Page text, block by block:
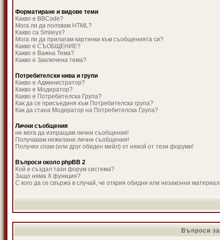
Форматиране и видове теми
Какво е BBCode?
Мога ли да ползвам HTML?
Какво са Smileys?
Мога ли да прилагам картинки към съобщенията си?
Какво е СЪОБЩЕНИЕ?
Какво е Важна Тема?
Какво е Заключена тема?
Потребителски нива и групи
Какво е Администратор?
Какво е Модератор?
Какво е Потребителска Група?
Как да се присъединя към Потребителска група?
Как да стана Модератор на Потребителска Група?
Лични съобщения
не мога да изпращам лични съобщения!
Получавам нежелани лични съобщения!
Получих спам (или друг обиден мейл) от някой от тези форуми!
Въпроси около phpBB 2
Кой е създал тази форум система?
Защо няма X функция?
С кого да се свържа в случай, че открия обидни или незаконни
Въпроси